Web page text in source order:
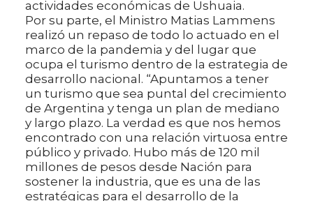
actividades económicas de Ushuaia.
Por su parte, el Ministro Matias Lammens
realizó un repaso de todo lo actuado en el
marco de la pandemia y del lugar que
ocupa el turismo dentro de la estrategia de
desarrollo nacional. “Apuntamos a tener
un turismo que sea puntal del crecimiento
de Argentina y tenga un plan de mediano
y largo plazo. La verdad es que nos hemos
encontrado con una relación virtuosa entre
público y privado. Hubo más de 120 mil
millones de pesos desde Nación para
sostener la industria, que es una de las
estratégicas para el desarrollo de la